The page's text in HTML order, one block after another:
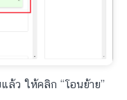
ล้ว ให้คลิก “โอนย้าย”